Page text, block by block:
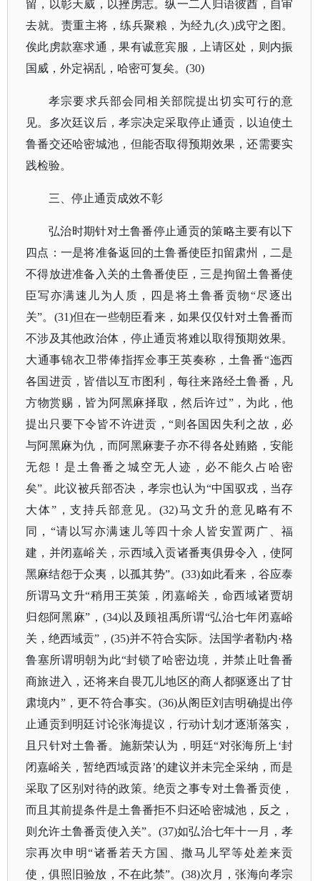
留，以彰天威，以挫虏志。纵一二人归语彼酋，自审
去就。责重主将，练兵聚粮，为经九(久)戍守之图。
俟此虏款塞求通，果有诚意宾服，上请区处，则内振
国威，外定祸乱，哈密可复矣。(30)
孝宗要求兵部会同相关部院提出切实可行的意
见。多次廷议后，孝宗决定采取停止通贡，以迫使土
鲁番交还哈密城池，但能否取得预期效果，还需要实
践检验。
三、停止通贡成效不彰
弘治时期针对土鲁番停止通贡的策略主要有以下
四点：一是将准备返回的土鲁番使臣扣留肃州，二是
不得放进准备入关的土鲁番使臣，三是拘留土鲁番使
臣写亦满速儿为人质，四是将土鲁番贡物“尽逐出
关”。(31)但在一些朝臣看来，如果仅仅针对土鲁番而
不涉及其他政治体，停止通贡将难以取得预期效果。
大通事锦衣卫带俸指挥佥事王英奏称，土鲁番“迤西
各国进贡，皆借以互市图利，每往来路经土鲁番，凡
方物赏赐，皆为阿黑麻择取，然后许过”，为此，他
提出只要下令皆不许进贡，“则各国因失利之故，必
与阿黑麻为仇，而阿黑麻妻子亦不得各处贿赂，安能
无怨！是土鲁番之城空无人迹，必不能久占哈密
矣”。此议被兵部否决，孝宗也认为“中国驭戎，当存
大体”，支持兵部意见。(32)马文升的意见略有不
同，“请以写亦满速儿等四十余人皆安置两广、福
建，并闭嘉峪关，示西域入贡诸番夷俱毋令入，使阿
黑麻结怨于众夷，以孤其势”。(33)如此看来，谷应泰
所谓马文升“稍用王英策，闭嘉峪关，命西域诸贾胡
归怨阿黑麻”，(34)以及顾祖禹所谓“弘治七年闭嘉峪
关，绝西域贡”，(35)并不符合实际。法国学者勒内·格
鲁塞所谓明朝为此“封锁了哈密边境，并禁止吐鲁番
商旅进入，还将来自畏兀儿地区的商人都驱逐出了甘
肃境内”，更不符合事实。(36)从阁臣刘吉明确提出停
止通贡到明廷讨论张海提议，行动计划才逐渐落实，
且只针对土鲁番。施新荣认为，明廷“对张海所上‘封
闭嘉峪关，暂绝西域贡路’的建议并未完全采纳，而是
采取了区别对待的政策。绝贡之事专对土鲁番贡使，
而且其前提条件是土鲁番拒不归还哈密城池，反之，
则允许土鲁番贡使入关”。(37)如弘治七年十一月，孝
宗再次申明“诸番若天方国、撒马儿罕等处差来贡
使，俱照旧验放，不在此禁”。(38)次月，张海向孝宗